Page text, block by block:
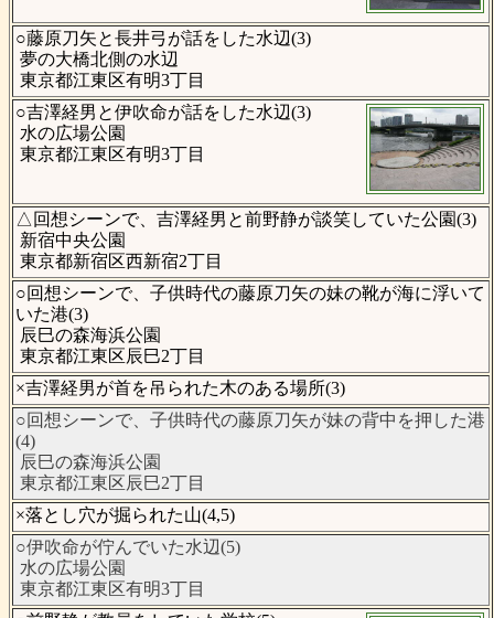
○藤原刀矢と長井弓が話をした水辺(3)
夢の大橋北側の水辺
東京都江東区有明3丁目
○吉澤経男と伊吹命が話をした水辺(3)
水の広場公園
東京都江東区有明3丁目
△回想シーンで、吉澤経男と前野静が談笑していた公園(3)
新宿中央公園
東京都新宿区西新宿2丁目
○回想シーンで、子供時代の藤原刀矢の妹の靴が海に浮いて
いた港(3)
辰巳の森海浜公園
東京都江東区辰巳2丁目
×吉澤経男が首を吊られた木のある場所(3)
○回想シーンで、子供時代の藤原刀矢が妹の背中を押した港
(4)
辰巳の森海浜公園
東京都江東区辰巳2丁目
×落とし穴が掘られた山(4,5)
○伊吹命が佇んでいた水辺(5)
水の広場公園
東京都江東区有明3丁目